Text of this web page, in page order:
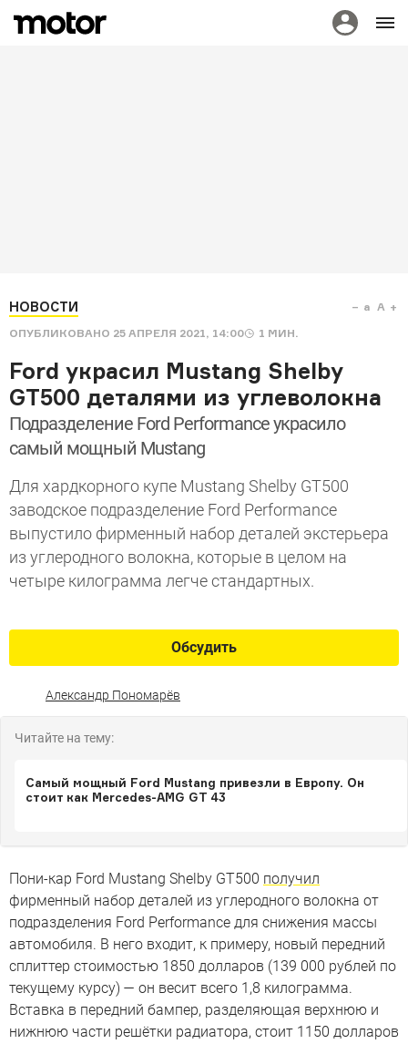
НОВОСТИ
ОПУБЛИКОВАНО 25 АПРЕЛЯ 2021, 14:00 1 МИН.
a A
Ford украсил Mustang Shelby
GT500 деталями из углеволокна
Подразделение Ford Performance украсило
самый мощный Mustang
Для хардкорного купе Mustang Shelby GT500
заводское подразделение Ford Performance
выпустило фирменный набор деталей экстерьера
из углеродного волокна, которые в целом на
четыре килограмма легче стандартных.
Обсудить
Александр Пономарёв
Читайте на тему:
Самый мощный Ford Mustang привезли в Европу. Он
стоит как Mercedes-AMG GT 43
Пони-кар Ford Mustang Shelby GT500 получил
фирменный набор деталей из углеродного волокна от
подразделения Ford Performance для снижения массы
автомобиля. В него входит, к примеру, новый передний
сплиттер стоимостью 1850 долларов (139 000 рублей по
текущему курсу) — он весит всего 1,8 килограмма.
Вставка в передний бампер, разделяющая верхнюю и
нижнюю части решётки радиатора, стоит 1150 долларов